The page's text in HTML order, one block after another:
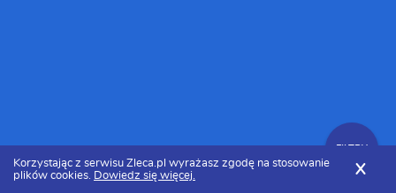
FILTRY
Korzystając z serwisu Zleca.pl wyrażasz zgodę na stosowanie
plików cookies. Dowiedz się więcej. X